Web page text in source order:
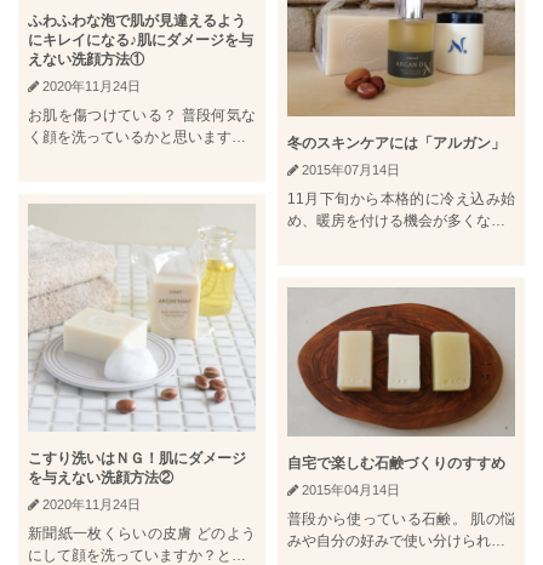
ふわふわな泡で肌が見違えるよう
にキレイになる♪肌にダメージを与
えない洗顔方法①
2020年11月24日
お肌を傷つけている？ 普段何気な
く顔を洗っているかと思います…
こすり洗いはＮＧ！肌にダメージ
を与えない洗顔方法②
2020年11月24日
新聞紙一枚くらいの皮膚 どのよう
にして顔を洗っていますか？と…
冬のスキンケアには「アルガン」
2015年07月14日
11月下旬から本格的に冷え込み始
め、暖房を付ける機会が多くな…
自宅で楽しむ石鹸づくりのすすめ
2015年04月14日
普段から使っている石鹸。 肌の悩
みや自分の好みで使い分けられ…